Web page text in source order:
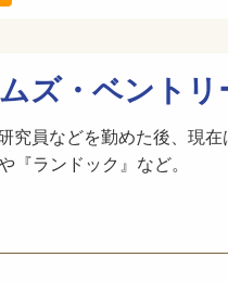
ズ・ベントリ
究員などを勤めた後、現
ランドック』など。